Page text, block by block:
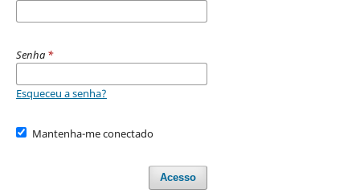
Senha *
Esqueceu a senha?
Mantenha-me conectado
Acesso